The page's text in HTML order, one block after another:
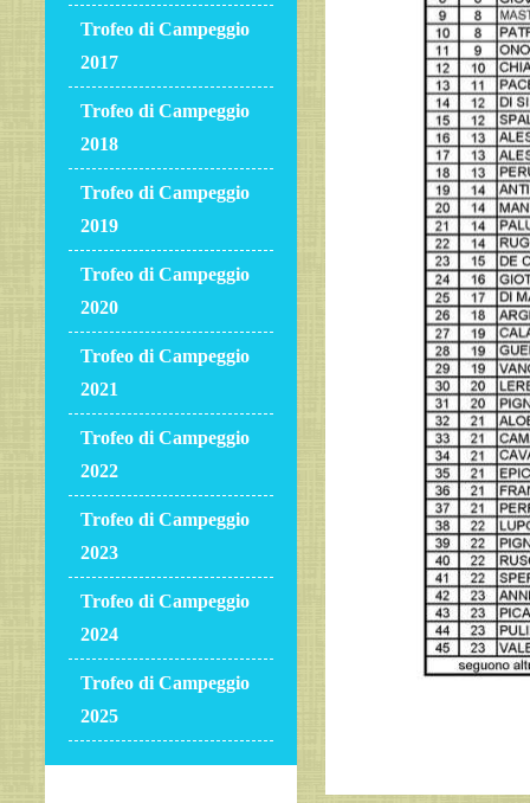
Trofeo di Campeggio
2017
Trofeo di Campeggio
2018
Trofeo di Campeggio
2019
Trofeo di Campeggio
2020
Trofeo di Campeggio
2021
Trofeo di Campeggio
2022
Trofeo di Campeggio
2023
Trofeo di Campeggio
2024
Trofeo di Campeggio
2025